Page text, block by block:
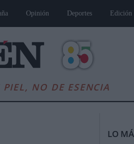
Opinión Deportes Edición
NO DE ESENCIA
LO